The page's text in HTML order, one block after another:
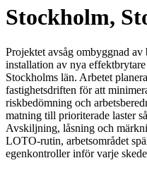
Stockholm,
Projektet avsåg ombyggnad
installation av nya
Stockholms län. Arbetet
fastighetsdriften för att
riskbedömning och
matning till prioriterade laster
Avskiljning, låsning och
LOTO-rutin, arbetsområdet
egenkontroller inför varje